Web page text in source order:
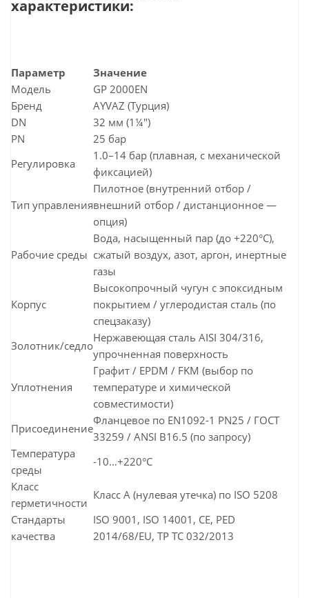
совместимости)
Температура
среды
-10…+220°C
Класс
герметичности
Класс A (нулевая утечка) по ISO
5208
качества
ISO 9001, ISO 14001, CE, PED
2014/68/EU, ТР ТС 032/2013
✅ Преимущества для
промышленных заказчиков:
характеристики:
Параметр
Значение
Модель
GP 2000EN
Бренд
AYVAZ (Турция)
DN
32 мм (1¼")
PN
25 бар
Регулировка
1.0–14 бар (плавная, с механической
фиксацией)
Тип управления
Пилотное (внутренний отбор /
внешний отбор / дистанционное —
опция)
Рабочие среды
Вода, насыщенный пар (до +220°C),
сжатый воздух, азот, аргон, инертные
газы
Корпус
Высокопрочный чугун с эпоксидным
покрытием / углеродистая сталь (по
спецзаказу)
Золотник/седло
Нержавеющая сталь AISI 304/316,
упрочненная поверхность
Уплотнения
Графит / EPDM / FKM (выбор по
температуре и химической
совместимости)
Присоединение
Фланцевое по EN1092-1 PN25 / ГОСТ
33259 / ANSI B16.5 (по запросу)
Температура
среды
-10…+220°C
Класс
герметичности
Класс A (нулевая утечка) по ISO 5208
Стандарты
качества
ISO 9001, ISO 14001, CE, PED
2014/68/EU, ТР ТС 032/2013